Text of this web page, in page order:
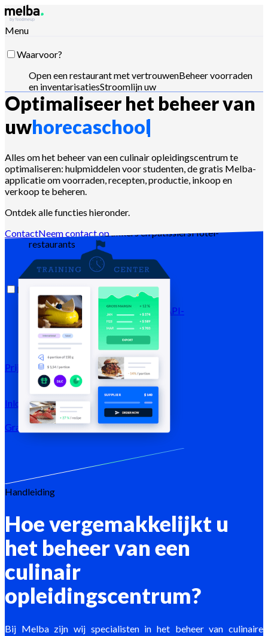
Menu
Waarvoor?
Open een restaurant met vertrouwenBeheer voorraden
en inventarisatiesStroomlijn uw
toeleveringsketen Optimaliseer menu-
engineeringVerlaag food costPlan
voedselproductie
Voldoe aan HACCP-vereisten
offertes en analyseer verkopen
Voor wie?
Ketens en grote groepen
kitchensCateraarsBakkers en patissiersHotel-
restaurants
Bronnen
BlogHelpcentrum Nieuwsbrieven
API-
documentatie
MCP-documentatie
Prijzen
Inloggen →
Gratis testenRegistreren
Optimaliseer het beheer van
uwhorecaschool
Alles om het beheer van een culinair opleidingscentrum te
optimaliseren: hulpmiddelen voor studenten, de gratis Melba-
applicatie om voorraden, recepten, productie, inkoop en
verkoop te beheren.
Ontdek alle functies hieronder.
ContactNeem contact op
Handleiding
Hoe vergemakkelijkt u
het beheer van een
culinair
opleidingscentrum?
Bij Melba zijn wij specialisten in het beheer van culinaire